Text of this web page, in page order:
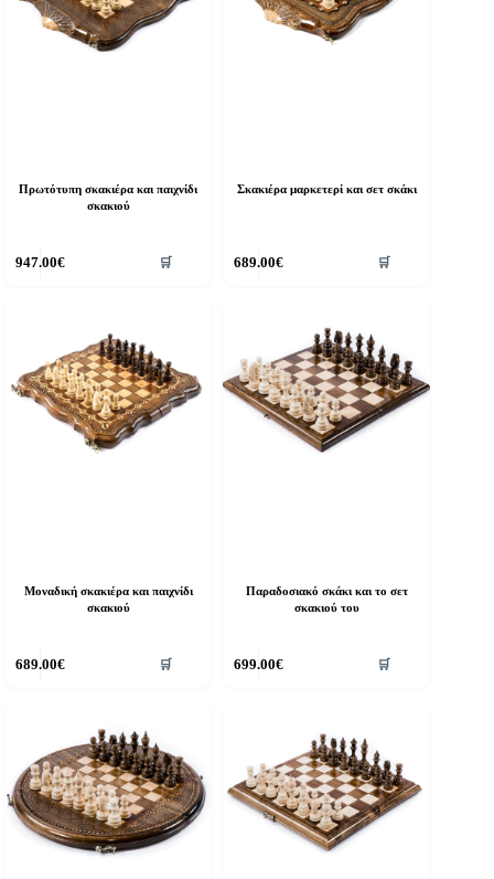
Πρωτότυπη σκακιέρα και παιχνίδι
σκακιού
947.00€ 🛒
Σκακιέρα μαρκετερί και σετ σκάκι
689.00€ 🛒
Μοναδική σκακιέρα και παιχνίδι
σκακιού
689.00€ 🛒
Παραδοσιακό σκάκι και το σετ
σκακιού του
699.00€ 🛒